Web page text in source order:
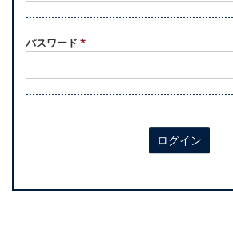
パスワード *
ログイン